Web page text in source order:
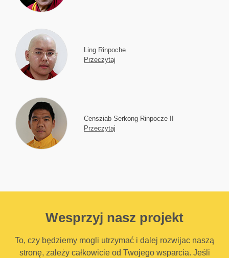
Ling Rinpoche
Przeczytaj
Censziab Serkong Rinpocze II
Przeczytaj
Wesprzyj nasz projekt
To, czy będziemy mogli utrzymać i dalej rozwijac naszą
stronę, zależy całkowicie od Twojego wsparcia. Jeśli